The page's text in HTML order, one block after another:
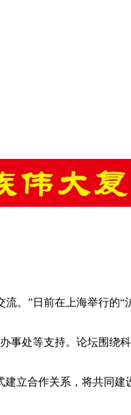
。”日前在上海举行的“
处等支持。论坛围绕科
立合作关系，将共同建